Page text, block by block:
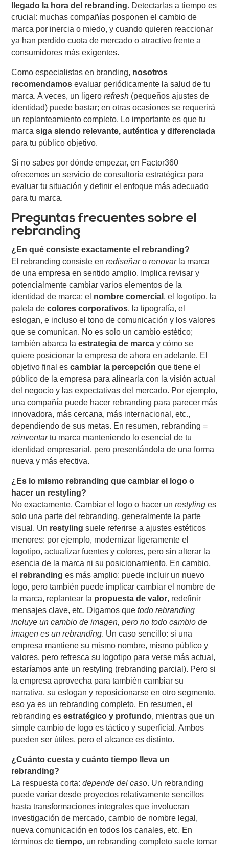
llegado la hora del rebranding. Detectarlas a tiempo es
crucial: muchas compañías posponen el cambio de
marca por inercia o miedo, y cuando quieren reaccionar
ya han perdido cuota de mercado o atractivo frente a
consumidores más exigentes.
Como especialistas en branding, nosotros
recomendamos evaluar periódicamente la salud de tu
marca. A veces, un ligerorefresh (pequeños ajustes de
identidad) puede bastar; en otras ocasiones se requerirá
un replanteamiento completo. Lo importante es que tu
marcasiga siendo relevante, auténtica y diferenciada
para tu público objetivo.
Si no sabes por dónde empezar, en Factor360
ofrecemos un servicio deconsultoría estratégica para
evaluar tu situación y definir el enfoque más adecuado
para tu marca.
Preguntas frecuentes sobre el
rebranding
¿En qué consiste exactamente el rebranding?
El rebranding consiste enrediseñarorenovarla marca
de una empresa en sentido amplio. Implica revisar y
potencialmente cambiar varios elementos de la
identidad de marca: el nombre comercial , el logotipo, la
paleta decolores corporativos, la tipografía, el
eslogan, e incluso el tono de comunicación y los valores
que se comunican. No es solo un cambio estético;
también abarca laestrategia de marca y cómo se
quiere posicionar la empresa de ahora en adelante. El
objetivo final escambiar la percepción que tiene el
público de la empresa para alinearla con la visión actual
del negocio y las expectativas del mercado. Por ejemplo,
una compañía puede hacer rebranding para parecer más
innovadora, más cercana, más internacional, etc.,
dependiendo de sus metas. En resumen, rebranding =
reinventartu marca manteniendo lo esencial de tu
identidad empresarial, pero presentándola de una forma
nueva y más efectiva.
¿Es lo mismo rebranding que cambiar el logo o
hacer un restyling?
No exactamente. Cambiar el logo o hacer unrestyling es
solo una parte del rebranding, generalmente la parte
visual. Un restyling suele referirse a ajustes estéticos
menores: por ejemplo, modernizar ligeramente el
logotipo, actualizar fuentes y colores, pero sin alterar la
esencia de la marca ni su posicionamiento. En cambio,
el rebranding es más amplio: puede incluir un nuevo
logo, pero también puede implicar cambiar el nombre de
la marca, replantear la propuesta de valor, redefinir
mensajes clave, etc. Digamos quetodo rebranding
incluye un cambio de imagen, pero no todo cambio de
imagen es un rebranding. Un caso sencillo: si una
empresa mantiene su mismo nombre, mismo público y
valores, pero refresca su logotipo para verse más actual,
estaríamos ante un restyling (rebranding parcial). Pero si
la empresa aprovecha para también cambiar su
narrativa, su eslogan y reposicionarse en otro segmento,
eso ya es un rebranding completo. En resumen, el
rebranding esestratégico y profundo, mientras que un
simple cambio de logo es táctico y superficial. Ambos
pueden ser útiles, pero el alcance es distinto.
¿Cuánto cuesta y cuánto tiempo lleva un
rebranding?
La respuesta corta:depende del caso. Un rebranding
puede variar desde proyectos relativamente sencillos
hasta transformaciones integrales que involucran
investigación de mercado, cambio de nombre legal,
nueva comunicación en todos los canales, etc. En
términos detiempo, un rebranding completo suele tomar